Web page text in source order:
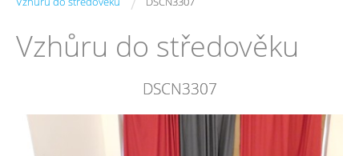
Vzhůru do středověku
DSCN3307